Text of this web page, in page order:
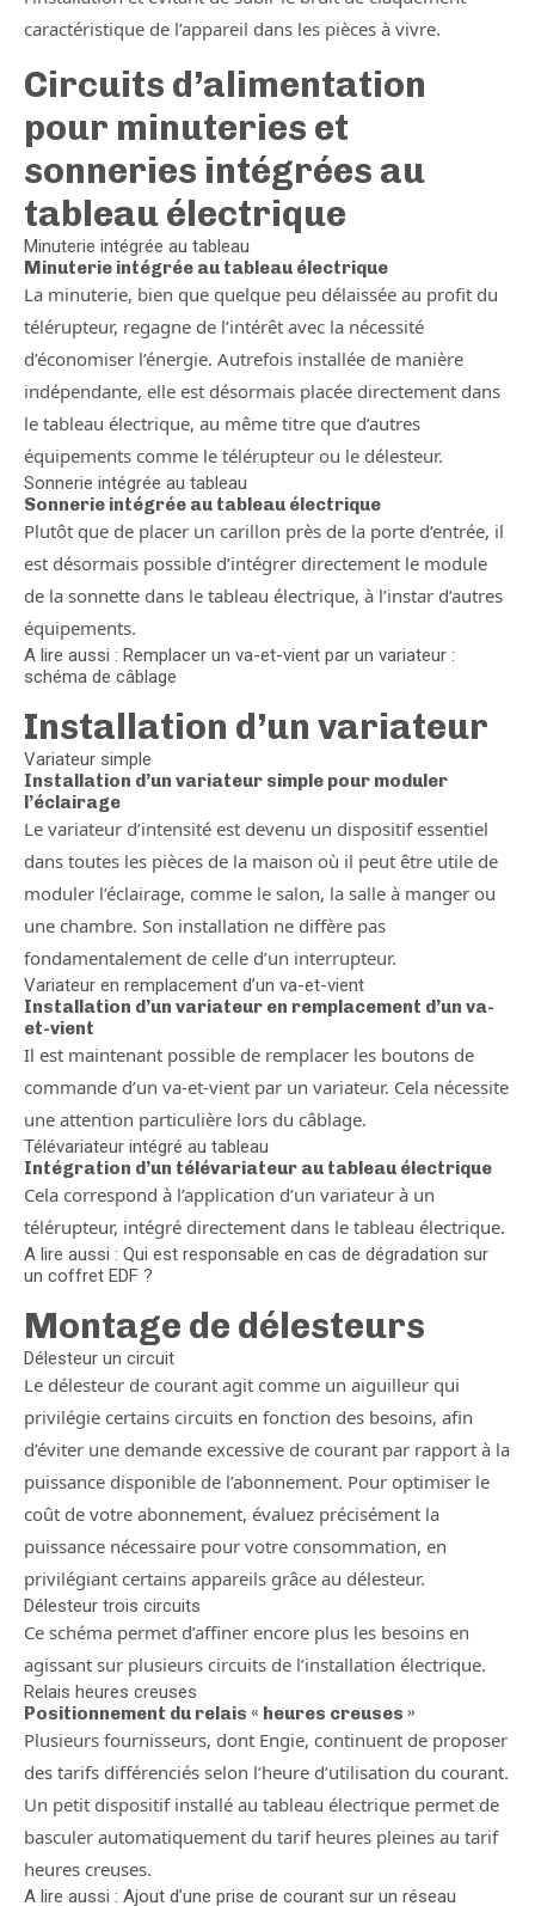
caractéristique de l’appareil dans les pièces à vivre.
Circuits d’alimentation
pour minuteries et
sonneries intégrées au
tableau électrique
Minuterie intégrée au tableau
Minuterie intégrée au tableau électrique
La minuterie, bien que quelque peu délaissée au profit du
télérupteur, regagne de l’intérêt avec la nécessité
d’économiser l’énergie. Autrefois installée de manière
indépendante, elle est désormais placée directement dans
le tableau électrique, au même titre que d’autres
équipements comme le télérupteur ou le délesteur.
Sonnerie intégrée au tableau
Sonnerie intégrée au tableau électrique
Plutôt que de placer un carillon près de la porte d’entrée, il
est désormais possible d’intégrer directement le module
de la sonnette dans le tableau électrique, à l’instar d’autres
équipements.
A lire aussi : Remplacer un va-et-vient par un variateur :
schéma de câblage
Installation d’un variateur
Variateur simple
Installation d’un variateur simple pour moduler
l’éclairage
Le variateur d’intensité est devenu un dispositif essentiel
dans toutes les pièces de la maison où il peut être utile de
moduler l’éclairage, comme le salon, la salle à manger ou
une chambre. Son installation ne diffère pas
fondamentalement de celle d’un interrupteur.
Variateur en remplacement d’un va-et-vient
Installation d’un variateur en remplacement d’un va-
et-vient
Il est maintenant possible de remplacer les boutons de
commande d’un va-et-vient par un variateur. Cela nécessite
une attention particulière lors du câblage.
Télévariateur intégré au tableau
Intégration d’un télévariateur au tableau électrique
Cela correspond à l’application d’un variateur à un
télérupteur, intégré directement dans le tableau électrique.
A lire aussi : Qui est responsable en cas de dégradation sur
un coffret EDF ?
Montage de délesteurs
Délesteur un circuit
Le délesteur de courant agit comme un aiguilleur qui
privilégie certains circuits en fonction des besoins, afin
d’éviter une demande excessive de courant par rapport à la
puissance disponible de l’abonnement. Pour optimiser le
coût de votre abonnement, évaluez précisément la
puissance nécessaire pour votre consommation, en
privilégiant certains appareils grâce au délesteur.
Délesteur trois circuits
Ce schéma permet d’affiner encore plus les besoins en
agissant sur plusieurs circuits de l’installation électrique.
Relais heures creuses
Positionnement du relais « heures creuses »
Plusieurs fournisseurs, dont Engie, continuent de proposer
des tarifs différenciés selon l’heure d’utilisation du courant.
Un petit dispositif installé au tableau électrique permet de
basculer automatiquement du tarif heures pleines au tarif
heures creuses.
A lire aussi : Ajout d’une prise de courant sur un réseau